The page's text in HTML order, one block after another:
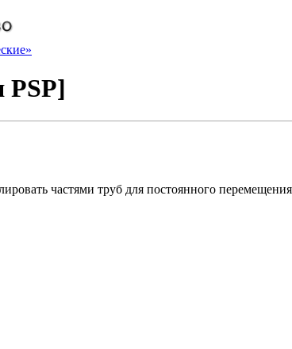
PSP]
частями труб для постоянного перемещения